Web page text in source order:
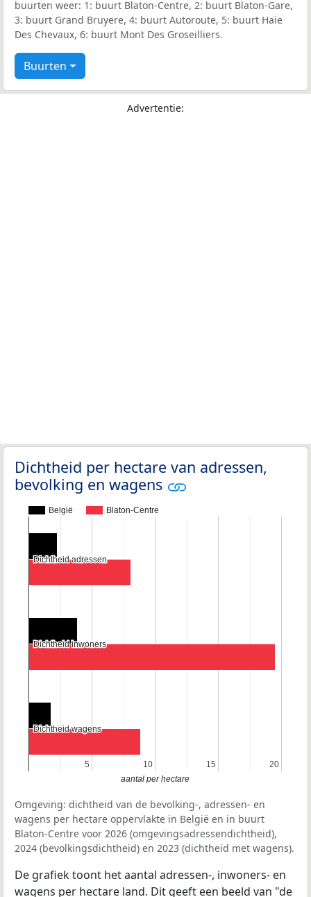
buurten weer: 1: buurt Blaton-Centre, 2: buurt Blaton-Gare,
3: buurt Grand Bruyere, 4: buurt Autoroute, 5: buurt Haie
Des Chevaux, 6: buurt Mont Des Groseilliers.
Buurten
Advertentie:
Dichtheid per hectare van adressen,
bevolking en wagens
België Blaton-Centre
5
5 10
10 15
15 20
20
Dichtheid adressen
Dichtheid adressen
Dichtheid inwoners
Dichtheid inwoners
Dichtheid wagens
Dichtheid wagens
aantal per hectare
Omgeving: dichtheid van de bevolking-, adressen- en
wagens per hectare oppervlakte in België en in buurt
Blaton-Centre voor 2026 (omgevingsadressendichtheid),
2024 (bevolkingsdichtheid) en 2023 (dichtheid met wagens).
De grafiek toont het aantal adressen-, inwoners- en
wagens per hectare land. Dit geeft een beeld van "de